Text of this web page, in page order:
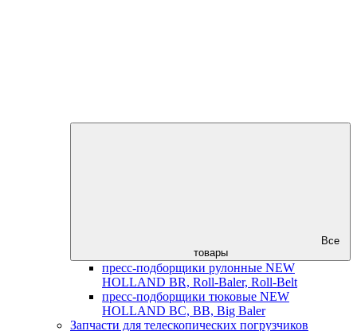
Все
товары
пресс-подборщики рулонные NEW
HOLLAND BR, Roll-Baler, Roll-Belt
пресс-подборщики тюковые NEW
HOLLAND BC, BB, Big Baler
Запчасти для телескопических погрузчиков